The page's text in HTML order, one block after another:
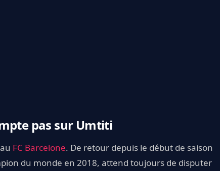
pas sur Umtiti
au FC Barcelone. De retour depuis le début de saison
du monde en 2018, attend toujours de disputer